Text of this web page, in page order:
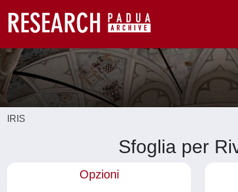
IRIS
Sfoglia per
Opzioni